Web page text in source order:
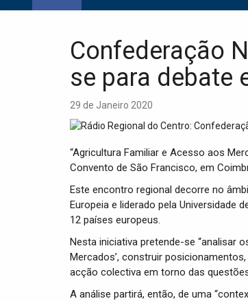
Confederação
se para debate
29 de Janeiro 2020
“Agricultura Familiar e Acesso aos
Convento de São Francisco, em
Este encontro regional decorre no
Europeia e liderado pela Universidade
12 países europeus.
Nesta iniciativa pretende-se “analisar
Mercados’, construir
acção colectiva em torno das
A análise partirá, então, de uma